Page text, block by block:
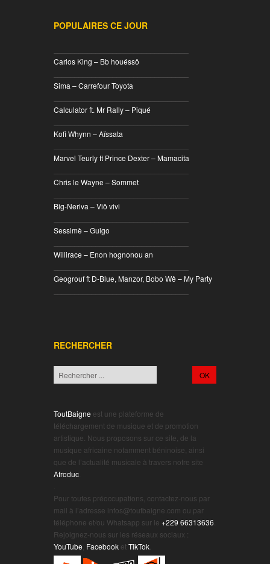
POPULAIRES CE JOUR
Carlos King – Bb houéssô
Sima – Carrefour Toyota
Calculator ft. Mr Rally – Piqué
Kofi Whynn – Aïssata
Marvel Teurly ft Prince Dexter – Mamacita
Chris le Wayne – Sommet
Big-Neriva – Viô vivi
Sessimè – Guigo
Willirace – Enon hognonou an
Geogrouf ft D-Blue, Manzor, Bobo Wê – My Party
RECHERCHER
ToutBaigne est une plateforme de
téléchargement de musique et de promotion
artistique. Nous proposons sur ce site, de la
musique africaine notamment béninoise, ainsi
que de l’actualité musicale à travers notre site
Afroduc
Pour toutes préoccupations, contactez-nous par
mail à l’adresse infos@toutbaigne.com ou par
téléphone et/ou Whatsapp sur le +229 66313636
Rejoignez-nous sur les réseaux sociaux :
YouTube Facebook etTikTok